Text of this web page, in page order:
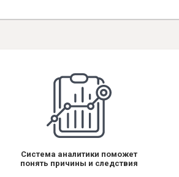
Система аналитики поможет
понять причины и следствия